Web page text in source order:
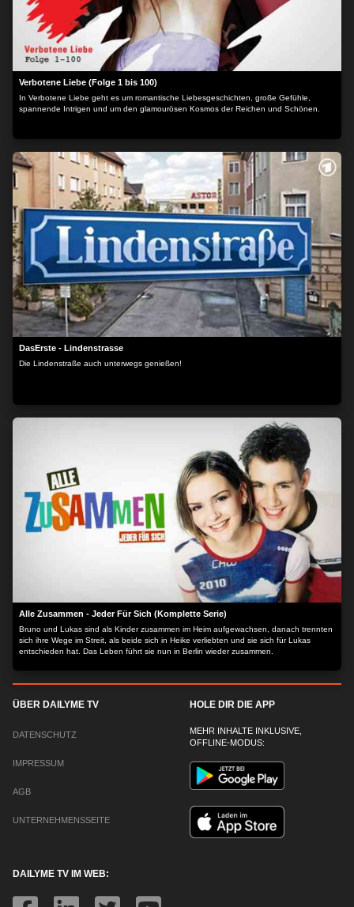
Verbotene Liebe (Folge 1 bis 100)
In Verbotene Liebe geht es um romantische Liebesgeschichten, große Gefühle,
spannende Intrigen und um den glamourösen Kosmos der Reichen und Schönen.
DasErste - Lindenstrasse
Die Lindenstraße auch unterwegs genießen!
Alle Zusammen - Jeder Für Sich (Komplette Serie)
Bruno und Lukas sind als Kinder zusammen im Heim aufgewachsen, danach trennten
sich ihre Wege im Streit, als beide sich in Heike verliebten und sie sich für Lukas
entschieden hat. Das Leben führt sie nun in Berlin wieder zusammen.
ÜBER DAILYME TV
DATENSCHUTZ
IMPRESSUM
AGB
UNTERNEHMENSSEITE
HOLE DIR DIE APP
MEHR INHALTE INKLUSIVE,
OFFLINE-MODUS:
DAILYME TV IM WEB: